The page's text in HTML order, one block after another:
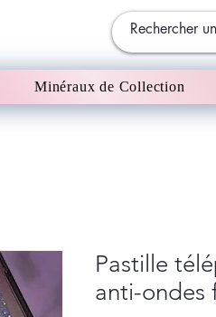
Minéraux de Collection
Pastille
anti-ondes